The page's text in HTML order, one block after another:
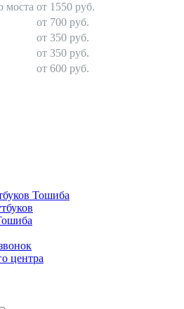
моста от 1550 руб.
от 700 руб.
от 350 руб.
от 350 руб.
от 600 руб.
Тошиба
центра